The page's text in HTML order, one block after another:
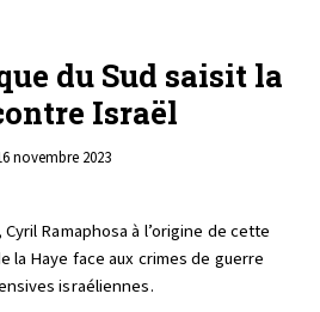
du Sud saisit la
Israël
novembre 2023
Ramaphosa à l’origine de cette
la Haye face aux crimes de guerre
israéliennes.